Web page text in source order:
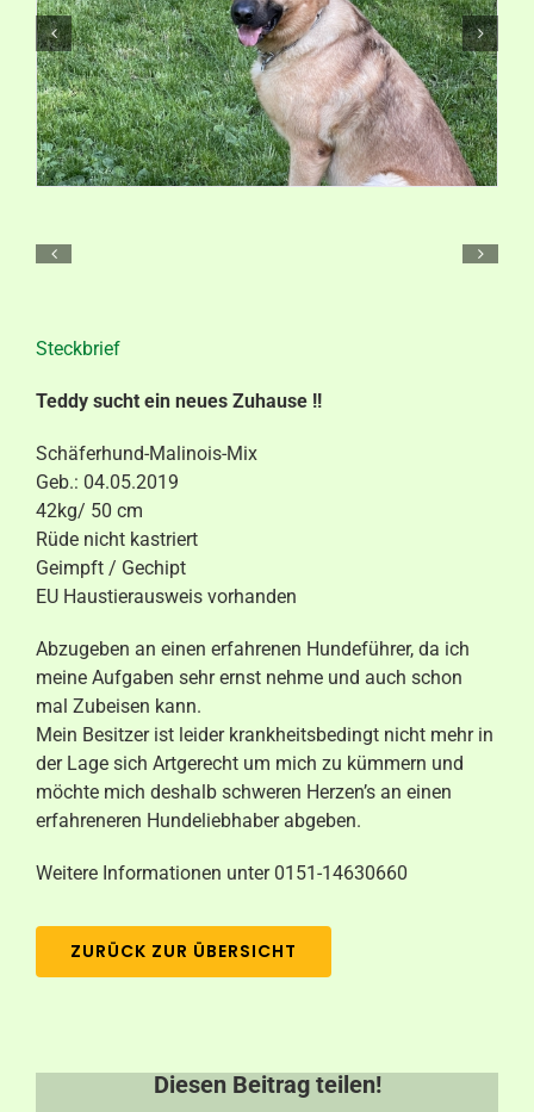
Aktuelles
Kontakt
Steckbrief
Teddy sucht ein neues Zuhause !!
Schäferhund-Malinois-Mix
Geb.: 04.05.2019
42kg/ 50 cm
Rüde nicht kastriert
Geimpft / Gechipt
EU Haustierausweis vorhanden
Abzugeben an einen erfahrenen Hundeführer, da ich
meine Aufgaben sehr ernst nehme und auch schon
mal Zubeisen kann.
Mein Besitzer ist leider krankheitsbedingt nicht mehr in
der Lage sich Artgerecht um mich zu kümmern und
möchte mich deshalb schweren Herzen’s an einen
erfahreneren Hundeliebhaber abgeben.
Weitere Informationen unter 0151-14630660
ZURÜCK ZUR ÜBERSICHT
Diesen Beitrag teilen!